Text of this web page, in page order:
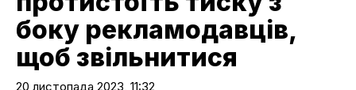
боку рекламодавців,
щоб звільнитися
20 листопада 2023, 11:32